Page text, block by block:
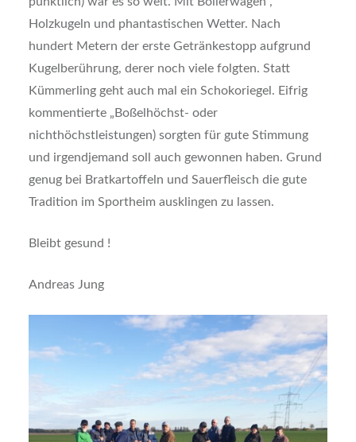
Holzkugeln und phantastischen Wetter. Nach
hundert Metern der erste Getränkestopp aufgrund
Kugelberührung, derer noch viele folgten. Statt
Kümmerling geht auch mal ein Schokoriegel. Eifrig
kommentierte „Boßelhöchst- oder
nichthöchstleistungen) sorgten für gute Stimmung
und irgendjemand soll auch gewonnen haben. Grund
genug bei Bratkartoffeln und Sauerfleisch die gute
Tradition im Sportheim ausklingen zu lassen.
Bleibt gesund !
Andreas Jung